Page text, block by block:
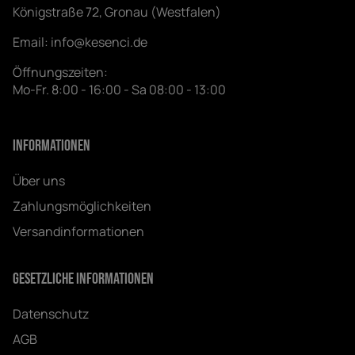
Königstraße 72, Gronau (Westfalen)
Email: info@kesenci.de
Öffnungszeiten:
Mo-Fr. 8:00 - 16:00 - Sa 08:00 - 13:00
Informationen
Über uns
Zahlungsmöglichkeiten
Versandinformationen
Gesetzliche Informationen
Datenschutz
AGB